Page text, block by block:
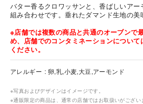
バター香るクロワッサンと、香ばしいア
組み合わせです。垂れたダマンド生地の美
※店舗では複数の商品と共通のオーブンで
め、店舗でのコンタミネーションについ
ください。
アレルギー 卵,乳,小麦,大豆,アーモンド
※写真およびデザインはイメージです。
※通販限定の商品は、通常の店舗ではお取扱いがござい